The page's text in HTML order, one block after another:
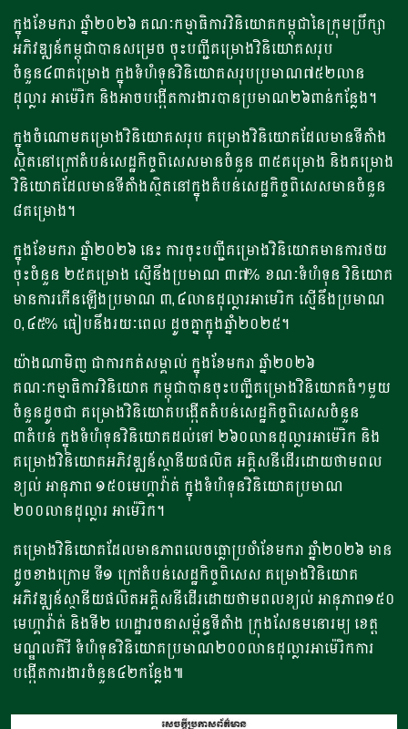
ក្នុងខែមករា ឆ្នាំ២០២៦ គណៈកម្មាធិការវិនិយោគកម្ពុជានៃក្រុមប្រឹក្សា
អភិវឌ្ឍន៍កម្ពុជាបានសម្រេច ចុះបញ្ជីគម្រោងវិនិយោគសរុប
ចំនួន៤៣គម្រោង ក្នុងទំហំទុនវិនិយោគសរុបប្រមាណ៧៥២លាន
ដុល្លារ អាម៉េរិក និងអាចបង្កើតការងារបានប្រមាណ២៦ពាន់កន្លែង។
ក្នុងចំណោមគម្រោងវិនិយោគសរុប គម្រោងវិនិយោគដែលមានទីតាំង
ស្ថិតនៅក្រៅតំបន់សេដ្ឋកិច្ចពិសេសមានចំនួន ៣៥គម្រោង និងគម្រោង
វិនិយោគដែលមានទីតាំងស្ថិតនៅក្នុងតំបន់សេដ្ឋកិច្ចពិសេសមានចំនួន
៨គម្រោង។
ក្នុងខែមករា ឆ្នាំ២០២៦ នេះ ការចុះបញ្ជីគម្រោងវិនិយោគមានការថយ
ចុះចំនួន ២៥គម្រោង ស្មើនឹងប្រមាណ ៣៧% ខណៈទំហំទុន វិនិយោគ
មានការកើនឡើងប្រមាណ ៣,៤លានដុល្លារអាមេរិក ស្មើនឹងប្រមាណ
០,៤៥% ធៀបនឹងរយៈពេល ដូចគ្នាក្នុងឆ្នាំ២០២៥។
យ៉ាងណាមិញ ជាការកត់សម្គាល់ ក្នុងខែមករា ឆ្នាំ២០២៦
គណៈកម្មាធិការវិនិយោគ កម្ពុជាបានចុះបញ្ជីគម្រោងវិនិយោគធំៗមួយ
ចំនួនដូចជា គម្រោងវិនិយោគបង្កើតតំបន់សេដ្ឋកិច្ចពិសេសចំនួន
៣តំបន់ ក្នុងទំហំទុនវិនិយោគដល់ទៅ ២៦០លានដុល្លារអាម៉េរិក និង
គម្រោងវិនិយោគអភិវឌ្ឍន៍ស្ថានីយផលិត អគ្គិសនីដើរដោយថាមពល
ខ្យល់ អានុភាព ១៥០មេហ្គាវ៉ាត់ ក្នុងទំហំទុនវិនិយោគប្រមាណ
២០០លានដុល្លារ អាម៉េរិក។
គម្រោងវិនិយោគដែលមានភាពលេចធ្លោប្រចាំខែមករា ឆ្នាំ២០២៦ មាន
ដូចខាងក្រោម ទី១ ក្រៅតំបន់សេដ្ឋកិច្ចពិសេស គម្រោងវិនិយោគ
អភិវឌ្ឍន៍ស្ថានីយផលិតអគ្គិសនីដើរដោយថាមពលខ្យល់ អានុភាព១៥០
មេហ្គាវ៉ាត់ និងទី២ ហេដ្ឋារចនាសម្ព័ន្ធទីតាំង ក្រុងសែនមនោរម្យ ខេត្ត
មណ្ឌលគិរី ទំហំទុនវិនិយោគប្រមាណ២០០លានដុល្លារអាម៉េរិកការ
បង្កើតការងារចំនួន៤២កន្លែង៕